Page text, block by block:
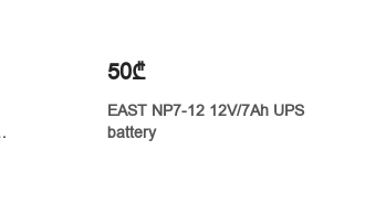
50₾
EAST NP7-12 12V/7Ah UPS
battery